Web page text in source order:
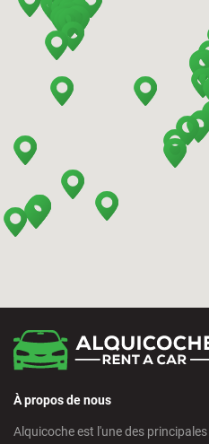
Barcelona - Terrassa
Benidorm - Downtown
Bilbao - Barakaldo
Bilbao - Airport
Calpe - Downtown
Castelldefels - City
À propos de nous
Alquicoche est l'une des